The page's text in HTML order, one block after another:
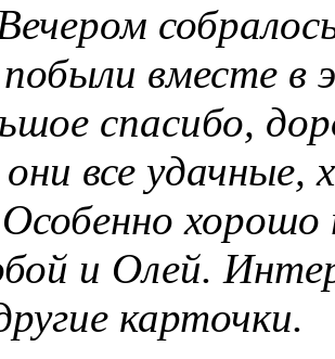
вместе в
спасибо,
все
хорошо
и Олей.
карточки.